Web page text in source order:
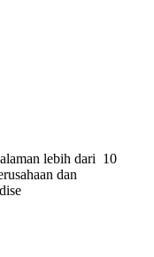
lebih dari 10
dan